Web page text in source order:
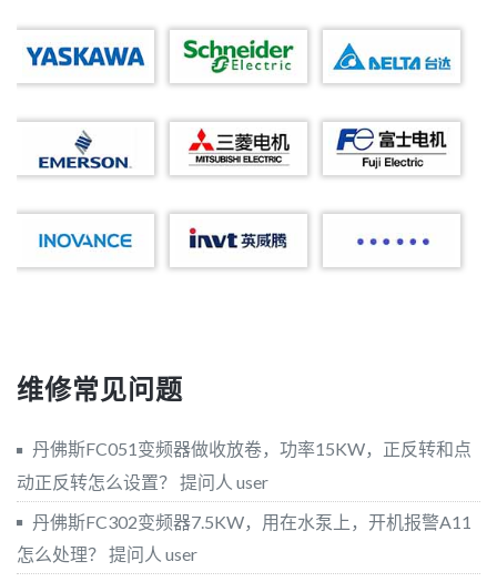
维修常见问题
丹佛斯FC051变频器做收放卷，功率15KW，正反转和点
动正反转怎么设置？ 提问人 user
丹佛斯FC302变频器7.5KW，用在水泵上，开机报警A11
怎么处理？ 提问人 user